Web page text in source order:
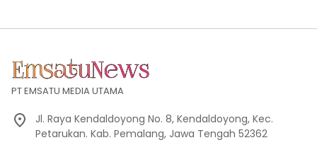
PT EMSATU MEDIA UTAMA
Jl. Raya Kendaldoyong No. 8, Kendaldoyong, Kec.
Petarukan. Kab. Pemalang, Jawa Tengah 52362